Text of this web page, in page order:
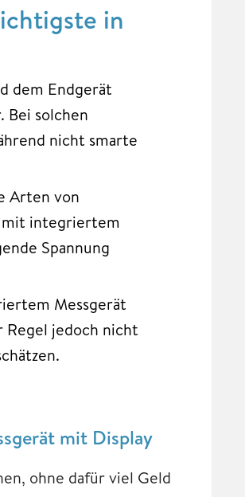
in
dem Endgerät
Bei solchen
nicht smarte
Arten von
mit integriertem
Spannung
Messgerät
Regel jedoch nicht
mit Display
ohne dafür viel Geld